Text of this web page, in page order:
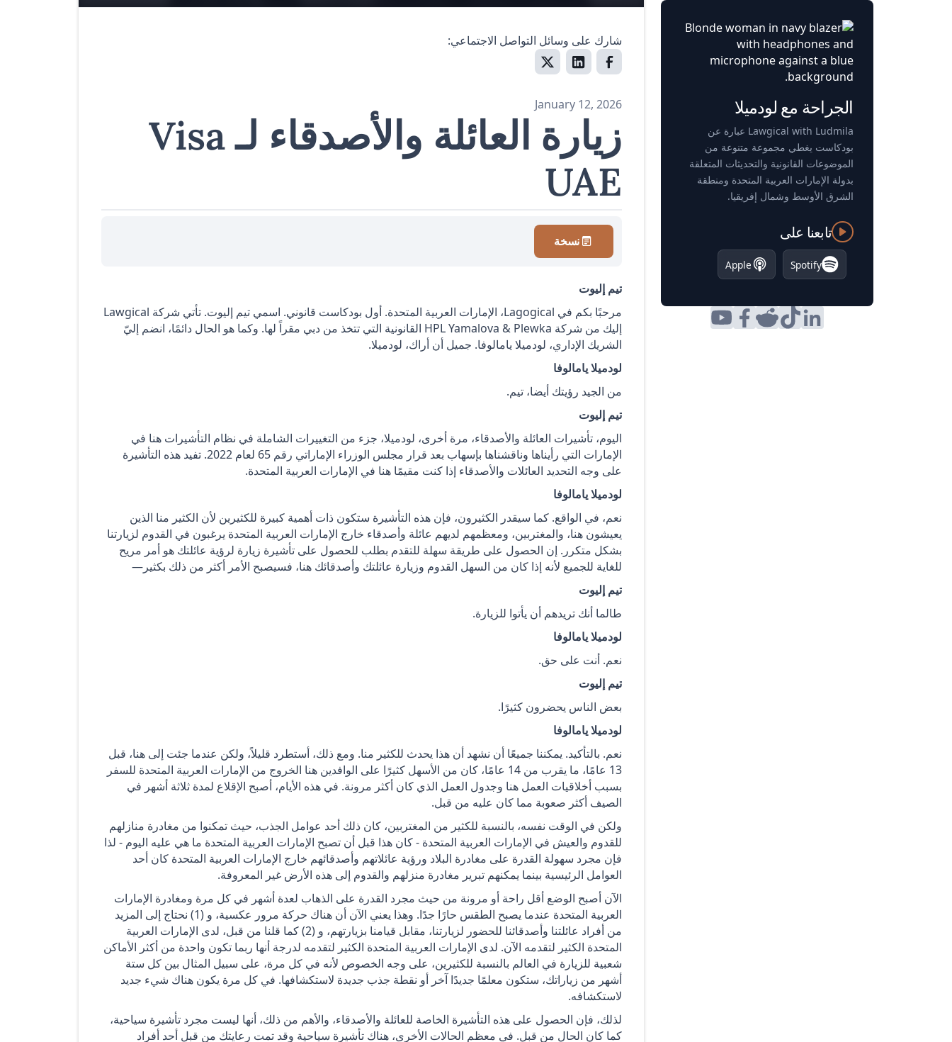
الجراحة مع لودميلا
Lawgical with Ludmila عبارة عن
بودكاست يغطي مجموعة متنوعة من
الموضوعات القانونية والتحديثات المتعلقة
بدولة الإمارات العربية المتحدة ومنطقة
الشرق الأوسط وشمال إفريقيا.
تابعنا على
Spotify
Apple
شارك على وسائل التواصل الاجتماعي:
January 12, 2026
زيارة العائلة والأصدقاء لـ Visa
UAE
نسخة
تيم إليوت
مرحبًا بكم في Lagogical، الإمارات العربية المتحدة. أول بودكاست قانوني. اسمي تيم إليوت. تأتي شركة Lawgical
إليك من شركة HPL Yamalova & Plewka القانونية التي تتخذ من دبي مقراً لها. وكما هو الحال دائمًا، انضم إليّ
الشريك الإداري، لودميلا يامالوفا. جميل أن أراك، لودميلا.
لودميلا يامالوفا
من الجيد رؤيتك أيضا، تيم.
تيم إليوت
اليوم، تأشيرات العائلة والأصدقاء، مرة أخرى، لودميلا، جزء من التغييرات الشاملة في نظام التأشيرات هنا في
الإمارات التي رأيناها وناقشناها بإسهاب بعد قرار مجلس الوزراء الإماراتي رقم 65 لعام 2022. تفيد هذه التأشيرة
على وجه التحديد العائلات والأصدقاء إذا كنت مقيمًا هنا في الإمارات العربية المتحدة.
لودميلا يامالوفا
نعم، في الواقع. كما سيقدر الكثيرون، فإن هذه التأشيرة ستكون ذات أهمية كبيرة للكثيرين لأن الكثير منا الذين
يعيشون هنا، والمغتربين، ومعظمهم لديهم عائلة وأصدقاء خارج الإمارات العربية المتحدة يرغبون في القدوم لزيارتنا
بشكل متكرر. إن الحصول على طريقة سهلة للتقدم بطلب للحصول على تأشيرة زيارة لرؤية عائلتك هو أمر مريح
للغاية للجميع لأنه إذا كان من السهل القدوم وزيارة عائلتك وأصدقائك هنا، فسيصبح الأمر أكثر من ذلك بكثير—
تيم إليوت
طالما أنك تريدهم أن يأتوا للزيارة.
لودميلا يامالوفا
نعم. أنت على حق.
تيم إليوت
بعض الناس يحضرون كثيرًا.
لودميلا يامالوفا
نعم. بالتأكيد. يمكننا جميعًا أن نشهد أن هذا يحدث للكثير منا. ومع ذلك، أستطرد قليلاً، ولكن عندما جئت إلى هنا، قبل
13 عامًا، ما يقرب من 14 عامًا، كان من الأسهل كثيرًا على الوافدين هنا الخروج من الإمارات العربية المتحدة للسفر
بسبب أخلاقيات العمل هنا وجدول العمل الذي كان أكثر مرونة. في هذه الأيام، أصبح الإقلاع لمدة ثلاثة أشهر في
الصيف أكثر صعوبة مما كان عليه من قبل.
ولكن في الوقت نفسه، بالنسبة للكثير من المغتربين، كان ذلك أحد عوامل الجذب، حيث تمكنوا من مغادرة منازلهم
للقدوم والعيش في الإمارات العربية المتحدة - كان هذا قبل أن تصبح الإمارات العربية المتحدة ما هي عليه اليوم - لذا
فإن مجرد سهولة القدرة على مغادرة البلاد ورؤية عائلاتهم وأصدقائهم خارج الإمارات العربية المتحدة كان أحد
العوامل الرئيسية بينما يمكنهم تبرير مغادرة منزلهم والقدوم إلى هذه الأرض غير المعروفة.
الآن أصبح الوضع أقل راحة أو مرونة من حيث مجرد القدرة على الذهاب لعدة أشهر في كل مرة ومغادرة الإمارات
العربية المتحدة عندما يصبح الطقس حارًا جدًا. وهذا يعني الآن أن هناك حركة مرور عكسية، و (1) نحتاج إلى المزيد
من أفراد عائلتنا وأصدقائنا للحضور لزيارتنا، مقابل قيامنا بزيارتهم، و (2) كما قلنا من قبل، لدى الإمارات العربية
المتحدة الكثير لتقدمه الآن. لدى الإمارات العربية المتحدة الكثير لتقدمه لدرجة أنها ربما تكون واحدة من أكثر الأماكن
شعبية للزيارة في العالم بالنسبة للكثيرين، على وجه الخصوص لأنه في كل مرة، على سبيل المثال بين كل ستة
أشهر من زياراتك، ستكون معلمًا جديدًا آخر أو نقطة جذب جديدة لاستكشافها. في كل مرة يكون هناك شيء جديد
لاستكشافه.
لذلك، فإن الحصول على هذه التأشيرة الخاصة للعائلة والأصدقاء، والأهم من ذلك، أنها ليست مجرد تأشيرة سياحية،
كما كان الحال من قبل. في معظم الحالات الأخرى، هناك تأشيرة سياحية وقد تمت رعايتك من قبل أحد أفراد